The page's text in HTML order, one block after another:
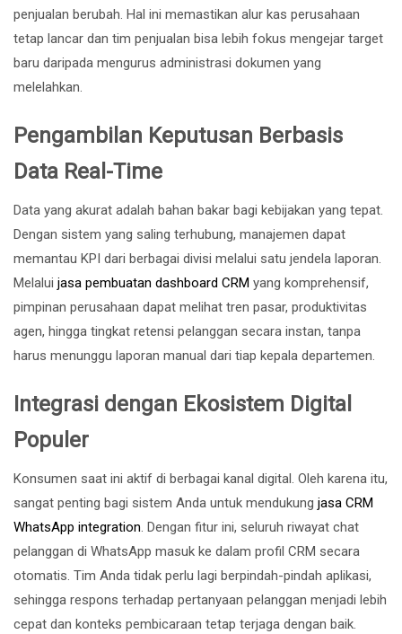
penjualan berubah. Hal ini memastikan alur kas perusahaan
tetap lancar dan tim penjualan bisa lebih fokus mengejar target
baru daripada mengurus administrasi dokumen yang
melelahkan.
Pengambilan Keputusan Berbasis
Data Real-Time
Data yang akurat adalah bahan bakar bagi kebijakan yang tepat.
Dengan sistem yang saling terhubung, manajemen dapat
memantau KPI dari berbagai divisi melalui satu jendela laporan.
Melalui jasa pembuatan dashboard CRM yang komprehensif,
pimpinan perusahaan dapat melihat tren pasar, produktivitas
agen, hingga tingkat retensi pelanggan secara instan, tanpa
harus menunggu laporan manual dari tiap kepala departemen.
Integrasi dengan Ekosistem Digital
Populer
Konsumen saat ini aktif di berbagai kanal digital. Oleh karena itu,
sangat penting bagi sistem Anda untuk mendukung jasa CRM
WhatsApp integration. Dengan fitur ini, seluruh riwayat chat
pelanggan di WhatsApp masuk ke dalam profil CRM secara
otomatis. Tim Anda tidak perlu lagi berpindah-pindah aplikasi,
sehingga respons terhadap pertanyaan pelanggan menjadi lebih
cepat dan konteks pembicaraan tetap terjaga dengan baik.